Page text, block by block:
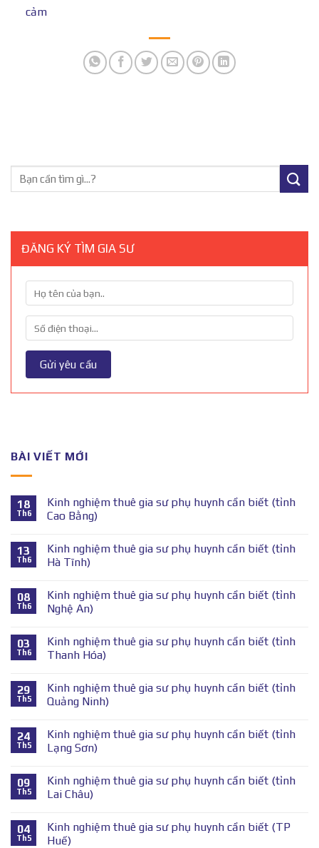
cảm
ĐĂNG KÝ TÌM GIA SƯ
BÀI VIẾT MỚI
18
Th6
Kinh nghiệm thuê gia sư phụ huynh cần biết (tỉnh
Cao Bằng)
13
Th6
Kinh nghiệm thuê gia sư phụ huynh cần biết (tỉnh
Hà Tĩnh)
08
Th6
Kinh nghiệm thuê gia sư phụ huynh cần biết (tỉnh
Nghệ An)
03
Th6
Kinh nghiệm thuê gia sư phụ huynh cần biết (tỉnh
Thanh Hóa)
29
Th5
Kinh nghiệm thuê gia sư phụ huynh cần biết (tỉnh
Quảng Ninh)
24
Th5
Kinh nghiệm thuê gia sư phụ huynh cần biết (tỉnh
Lạng Sơn)
09
Th5
Kinh nghiệm thuê gia sư phụ huynh cần biết (tỉnh
Lai Châu)
04
Th5
Kinh nghiệm thuê gia sư phụ huynh cần biết (TP
Huế)